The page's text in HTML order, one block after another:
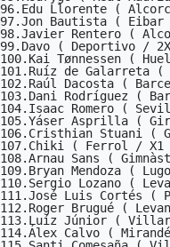
96.Edu Llorente (
97.Jon Bautista (
98.Javier Rentero (
99.Davo (
100.Kai Tønnessen
101.Ruíz de
102.Raúl Dacosta (
103.Dani Rodríguez (
104.Isaac Romero (
105.Yáser Asprilla
106.Cristhian
107.Chiki ( Ferrol
108.Arnau Sans (
109.Bryan Mendoza
110.Sergio Lozano (
111.José Luis Cortés
112.Roger Brugué (
113.Luíz Júnior (
114.Álex Calvo (